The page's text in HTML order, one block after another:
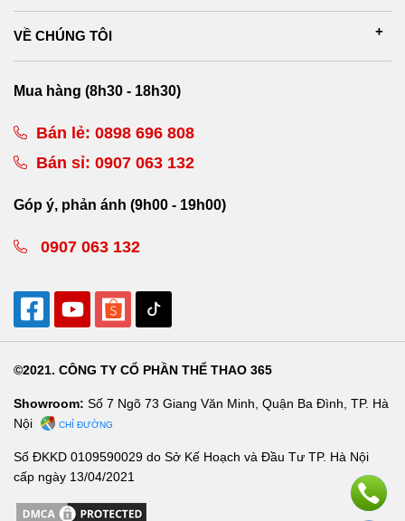
VỀ CHÚNG TÔI
Mua hàng (8h30 - 18h30)
Bán lẻ: 0898 696 808
Bán sỉ: 0907 063 132
Góp ý, phản ánh (9h00 - 19h00)
0907 063 132
©2021. CÔNG TY CỔ PHẦN THỂ THAO 365
Showroom: Số 7 Ngõ 73 Giang Văn Minh, Quận Ba Đình, TP. Hà
Nội
CHỈ ĐƯỜNG
Số ĐKKD 0109590029 do Sở Kế Hoạch và Đầu Tư TP. Hà Nội
cấp ngày 13/04/2021